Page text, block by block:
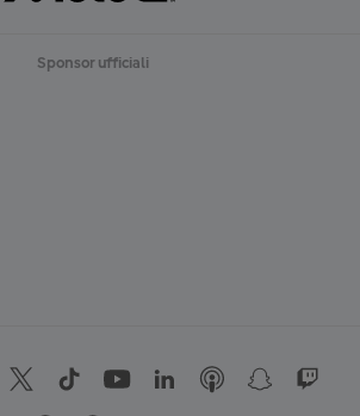
Sponsor ufficiali